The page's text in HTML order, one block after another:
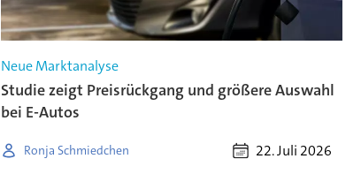
Neue Marktanalyse
Studie zeigt Preisrückgang und größere Auswahl
bei E-Autos
Ronja Schmiedchen 22. Juli 2026